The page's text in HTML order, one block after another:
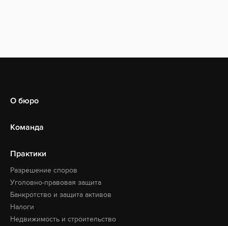
О бюро
Команда
Практики
Разрешение споров
Уголовно-правовая защита
Банкротство и защита активов
Налоги
Недвижимость и строительство